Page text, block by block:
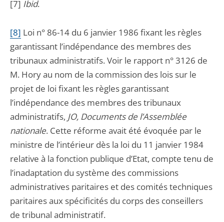
[7] Ibid.
[8] Loi n° 86-14 du 6 janvier 1986 fixant les règles
garantissant l’indépendance des membres des
tribunaux administratifs. Voir le rapport n° 3126 de
M. Hory au nom de la commission des lois sur le
projet de loi fixant les règles garantissant
l’indépendance des membres des tribunaux
administratifs, JO, Documents de l’Assemblée
nationale. Cette réforme avait été évoquée par le
ministre de l’intérieur dès la loi du 11 janvier 1984
relative à la fonction publique d’Etat, compte tenu de
l’inadaptation du système des commissions
administratives paritaires et des comités techniques
paritaires aux spécificités du corps des conseillers
de tribunal administratif.